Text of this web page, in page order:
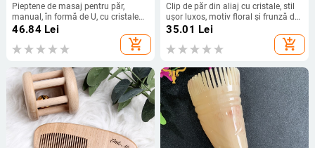
Pieptene de masaj pentru păr,
manual, în formă de U, cu cristale
din pudră de tămâie, stil vintage
46.84Lei
add_shopping_cart
Clip de păr din aliaj cu cristale, stil
ușor luxos, motiv floral și frunză de
arțar, pentru coafuri updo
35.01 Lei
add_shopping_cart